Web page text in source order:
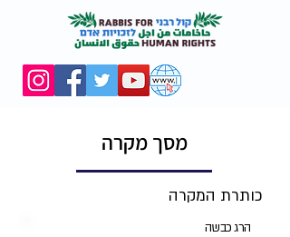
מסך מקרה
כותרת המקרה
הרג כבשה